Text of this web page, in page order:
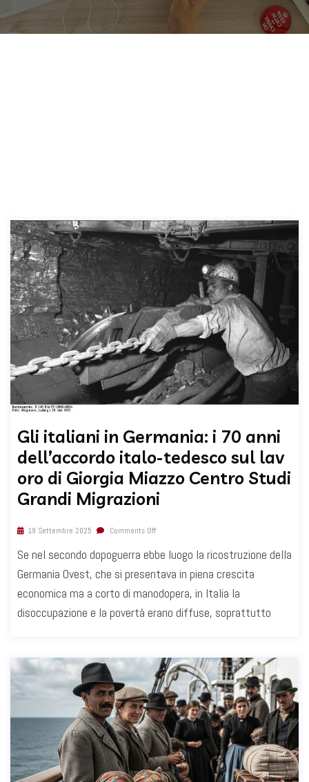
Gli italiani in Germania: i 70 anni
dell’accordo italo-tedesco sul lav
oro di Giorgia Miazzo Centro Studi
Grandi Migrazioni
19 Settembre 2025 Comments Off
Se nel secondo dopoguerra ebbe luogo la ricostruzione della
Germania Ovest, che si presentava in piena crescita
economica ma a corto di manodopera, in Italia la
disoccupazione e la povertà erano diffuse, soprattutto